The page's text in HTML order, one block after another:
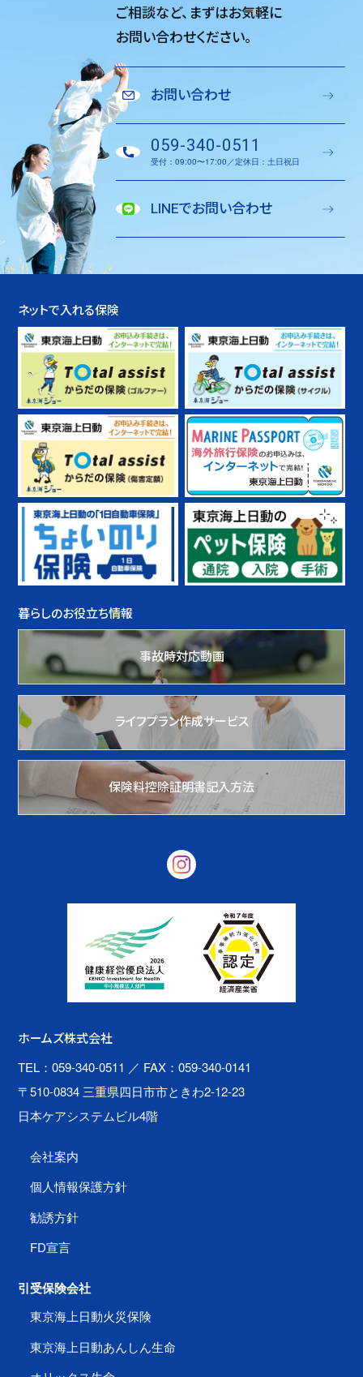
ご相談など、 まずはお気軽に
お問い合わせください。
お問い合わせ
059-340-0511
受付：09:00〜17:00／定休日：土日祝日
LINEでお問い合わせ
ネットで入れる保険
暮らしのお役立ち情報
事故時対応動画
ライフプラン作成サービス
保険料控除証明書記入方法
ホームズ株式会社
TEL：059-340-0511 ／ FAX：059-340-0141
〒510-0834 三重県四日市市ときわ2-12-23
日本ケアシステムビル4階
会社案内
個人情報保護方針
勧誘方針
FD宣言
引受保険会社
東京海上日動火災保険
東京海上日動あんしん生命